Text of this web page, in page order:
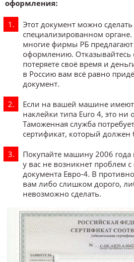
оформления:
Этот документ можно
специализированном
многие фирмы РБ предлагают
оформлению. Отказывайтесь
потеряете своё время и
в Россию вам всё равно
документ.
Если на вашей машине
наклейки типа Euro 4, это ни
Таможенная служба
сертификат, который должен
Покупайте машину 2006
у вас не возникнет проблем
документа Евро-4. В
вам либо слишком дорого,
невозможно сделать.